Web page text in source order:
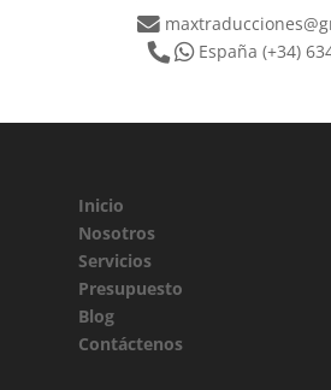
España (+34)
Inicio
Nosotros
Servicios
Presupuesto
Blog
Contáctenos